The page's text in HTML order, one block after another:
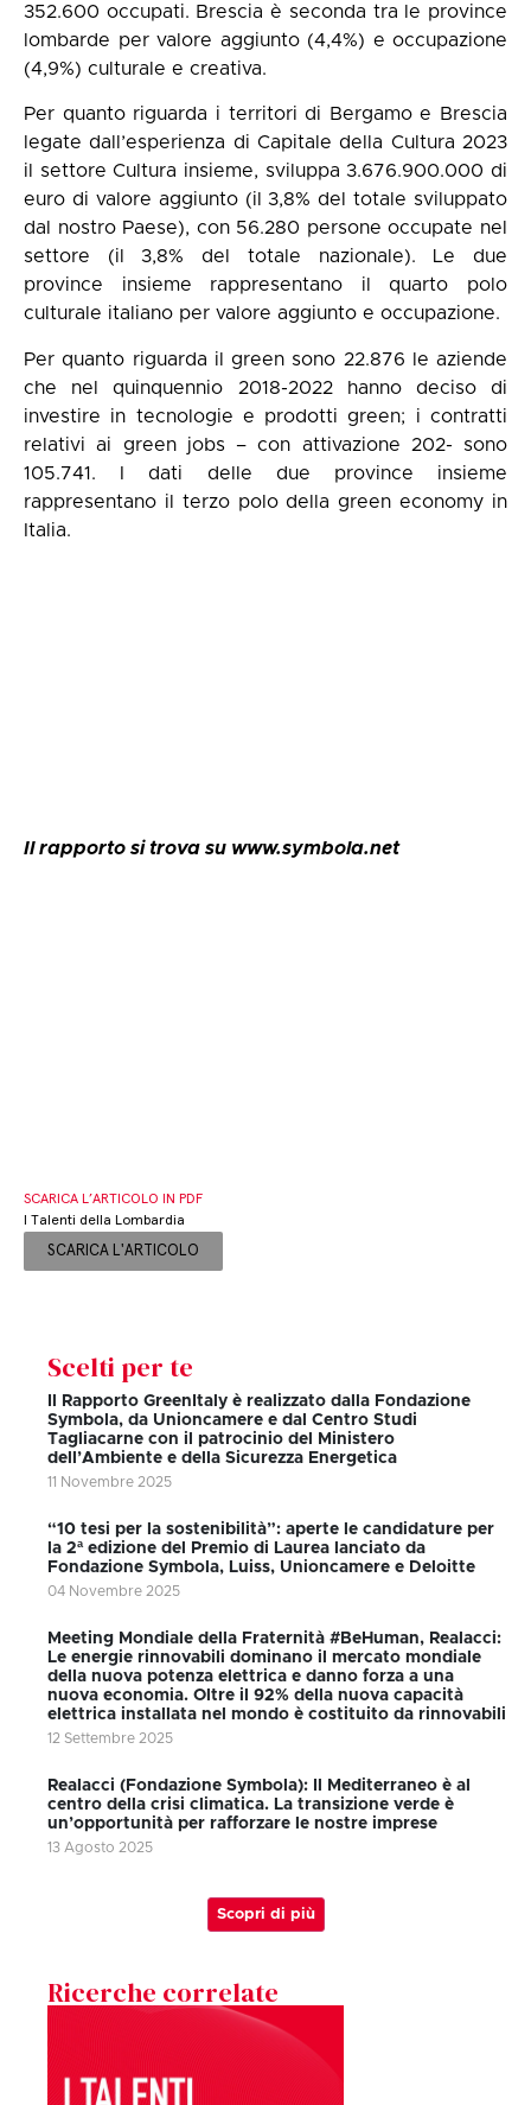
352.600 occupati. Brescia è seconda tra le province
lombarde per valore aggiunto (4,4%) e occupazione
(4,9%) culturale e creativa.
Per quanto riguarda i territori di Bergamo e Brescia
legate dall’esperienza di Capitale della Cultura 2023
il settore Cultura insieme, sviluppa 3.676.900.000 di
euro di valore aggiunto (il 3,8% del totale sviluppato
dal nostro Paese), con 56.280 persone occupate nel
settore (il 3,8% del totale nazionale). Le due
province insieme rappresentano il quarto polo
culturale italiano per valore aggiunto e occupazione.
Per quanto riguarda il green sono 22.876 le aziende
che nel quinquennio 2018-2022 hanno deciso di
investire in tecnologie e prodotti green; i contratti
relativi ai green jobs – con attivazione 202- sono
105.741. I dati delle due province insieme
rappresentano il terzo polo della green economy in
Italia.
Il rapporto si trova su www.symbola.net
SCARICA L’ARTICOLO IN PDF
I Talenti della Lombardia
SCARICA L'ARTICOLO
Scelti per te
Il Rapporto GreenItaly è realizzato dalla Fondazione
Symbola, da Unioncamere e dal Centro Studi
Tagliacarne con il patrocinio del Ministero
dell’Ambiente e della Sicurezza Energetica
11 Novembre 2025
“10 tesi per la sostenibilità”: aperte le candidature per
la 2ª edizione del Premio di Laurea lanciato da
Fondazione Symbola, Luiss, Unioncamere e Deloitte
04 Novembre 2025
Meeting Mondiale della Fraternità #BeHuman, Realacci:
Le energie rinnovabili dominano il mercato mondiale
della nuova potenza elettrica e danno forza a una
nuova economia. Oltre il 92% della nuova capacità
elettrica installata nel mondo è costituito da rinnovabili
12 Settembre 2025
Realacci (Fondazione Symbola): Il Mediterraneo è al
centro della crisi climatica. La transizione verde è
un’opportunità per rafforzare le nostre imprese
13 Agosto 2025
Scopri di più
Ricerche correlate